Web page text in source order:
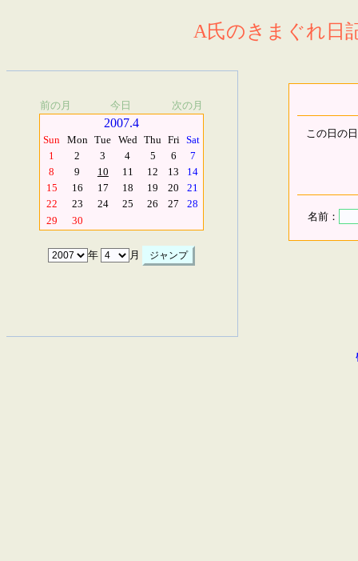
A氏のきまぐれ日
前の月 今日 次の月
2007.4
Sun Mon Tue Wed Thu Fri Sat
1
2 3 4 5 6
7
8
9 10 11 12 13
14
15
16 17 18 19 20
21
22
23 24 25 26 27
28
29
30
年 月
この日の
名前：